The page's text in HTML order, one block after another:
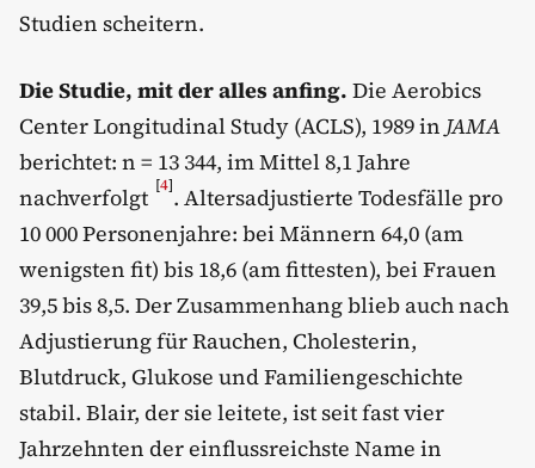
Studien scheitern.
Die Studie, mit der alles anfing. Die Aerobics
Center Longitudinal Study (ACLS), 1989 inJAMA
berichtet: n = 13 344, im Mittel 8,1 Jahre
nachverfolgt [4]. Altersadjustierte Todesfälle pro
10 000 Personenjahre: bei Männern 64,0 (am
wenigsten fit) bis 18,6 (am fittesten), bei Frauen
39,5 bis 8,5. Der Zusammenhang blieb auch nach
Adjustierung für Rauchen, Cholesterin,
Blutdruck, Glukose und Familiengeschichte
stabil. Blair, der sie leitete, ist seit fast vier
Jahrzehnten der einflussreichste Name in